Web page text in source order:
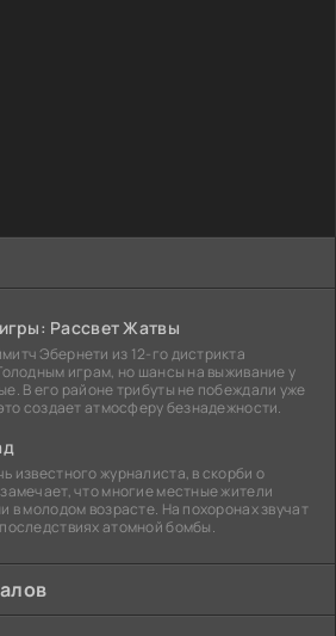
Рассвет Жатвы
Эбернети из 12-го дистрикта
играм, но шансы на выживание у
В его районе трибуты не побеждали уже
создает атмосферу безнадежности.
известного журналиста, в скорби о
что многие местные жители
в молодом возрасте. На похоронах звучат
атомной бомбы.